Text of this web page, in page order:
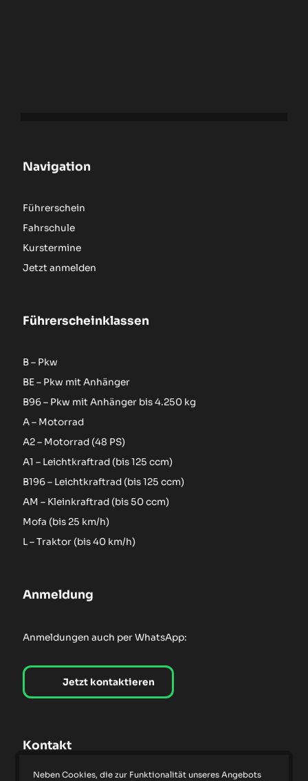
Neben Cookies, die zur Funktionalität unseres Angebots
Navigation
Führerschein
Fahrschule
Kurstermine
Jetzt anmelden
Führerscheinklassen
B – Pkw
BE – Pkw mit Anhänger
B96 – Pkw mit Anhänger bis 4.250 kg
A – Motorrad
A2 – Motorrad (48 PS)
A1 – Leichtkraftrad (bis 125 ccm)
B196 – Leichtkraftrad (bis 125 ccm)
AM – Kleinkraftrad (bis 50 ccm)
Mofa (bis 25 km/h)
L – Traktor (bis 40 km/h)
Anmeldung
Anmeldungen auch per WhatsApp:
Jetzt kontaktieren
Kontakt